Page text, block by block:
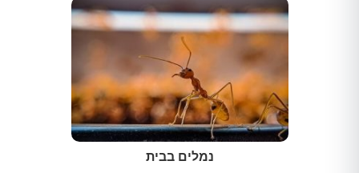
נמלים בבית